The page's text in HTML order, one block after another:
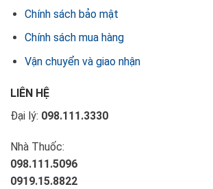
Chính sách bảo mật
Chính sách mua hàng
Vận chuyển và giao nhận
LIÊN HỆ
Đại lý: 098.111.3330
Nhà Thuốc:
098.111.5096
0919.15.8822